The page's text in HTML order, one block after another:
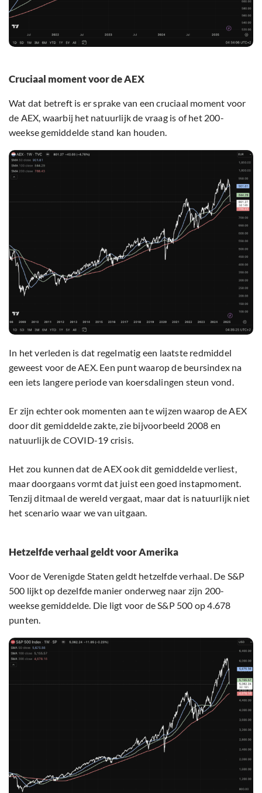
Cruciaal moment voor de AEX
Wat dat betreft is er sprake van een cruciaal moment voor
de AEX, waarbij het natuurlijk de vraag is of het 200-
weekse gemiddelde stand kan houden.
In het verleden is dat regelmatig een laatste redmiddel
geweest voor de AEX. Een punt waarop de beursindex na
een iets langere periode van koersdalingen steun vond.
Er zijn echter ook momenten aan te wijzen waarop de AEX
door dit gemiddelde zakte, zie bijvoorbeeld 2008 en
natuurlijk de COVID-19 crisis.
Het zou kunnen dat de AEX ook dit gemiddelde verliest,
maar doorgaans vormt dat juist een goed instapmoment.
Tenzij ditmaal de wereld vergaat, maar dat is natuurlijk niet
het scenario waar we van uitgaan.
Hetzelfde verhaal geldt voor Amerika
Voor de Verenigde Staten geldt hetzelfde verhaal. De S&P
500 lijkt op dezelfde manier onderweg naar zijn 200-
weekse gemiddelde. Die ligt voor de S&P 500 op 4.678
punten.